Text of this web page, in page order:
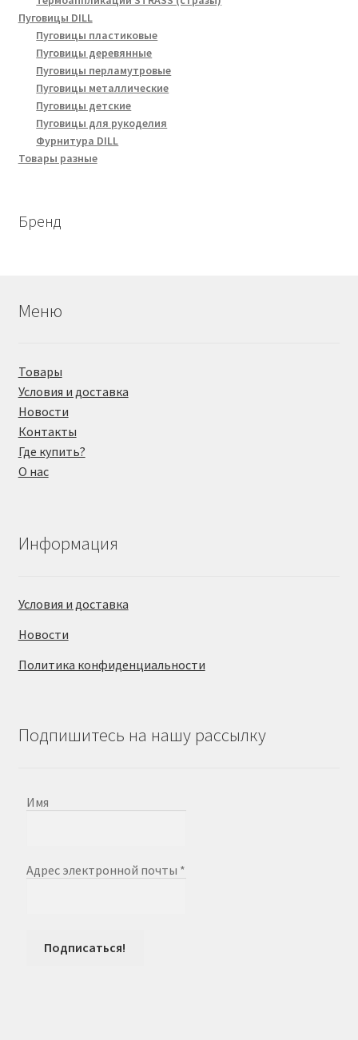
Пуговицы DILL
Пуговицы пластиковые
Пуговицы деревянные
Пуговицы перламутровые
Пуговицы металлические
Пуговицы детские
Пуговицы для рукоделия
Фурнитура DILL
Товары разные
Бренд
Меню
Товары
Условия и доставка
Новости
Контакты
Где купить?
О нас
Информация
Условия и доставка
Новости
Политика конфиденциальности
Подпишитесь на нашу рассылку
Имя
Адрес электронной почты *